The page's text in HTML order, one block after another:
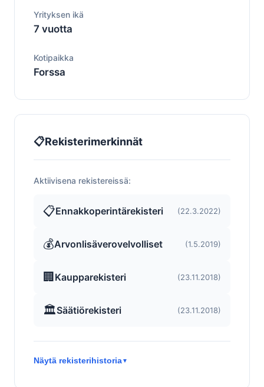
Yrityksen ikä
7 vuotta
Kotipaikka
Forssa
📋Rekisterimerkinnät
Aktiivisena rekistereissä:
📋Ennakkoperintärekisteri (22.3.2022)
💰Arvonlisäverovelvolliset (1.5.2019)
🏢 Kaupparekisteri (23.11.2018)
🏛️Säätiörekisteri (23.11.2018)
Näytä rekisterihistoria▼